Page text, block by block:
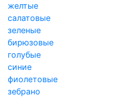
желтые
салатовые
зеленые
бирюзовые
голубые
синие
фиолетовые
зебрано